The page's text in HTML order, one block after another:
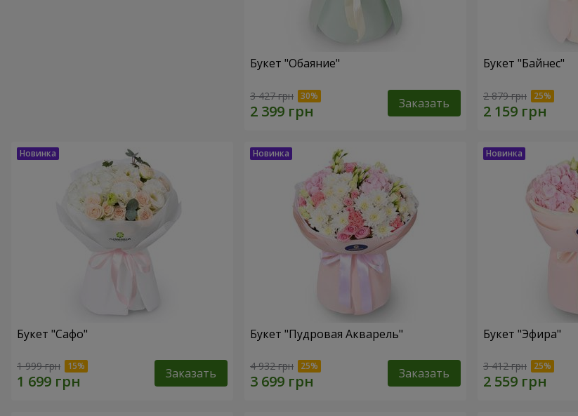
Букет "Обаяние"
3 427 грн Заказать
Букет "Байнес"
2 879 грн
Букет "Сафо"
1 999 грн Заказать
Букет "Пудровая Акварель"
4 932 грн Заказать
Букет "Эфира"
3 412 грн